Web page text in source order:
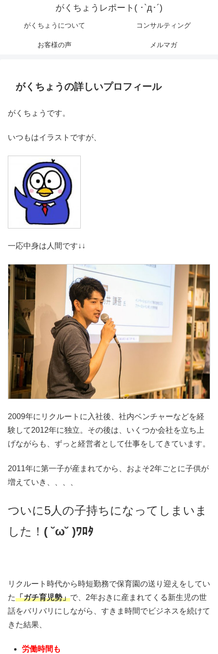
がくちょうレポート( ･`д･´)
がくちょうについて コンサルティング
お客様の声 メルマガ
がくちょうの詳しいプロフィール
がくちょうです。
いつもはイラストですが、
一応中身は人間です↓↓
2009年にリクルートに入社後、社内ベンチャーなどを経
験して2012年に独立。その後は、いくつか会社を立ち上
げながらも、ずっと経営者として仕事をしてきています。
2011年に第一子が産まれてから、およそ2年ごとに子供が
増えていき、、、、
ついに5人の子持ちになってしまいま
した！ ( ˘ω˘ )ﾜﾛﾀ
リクルート時代から時短勤務で保育園の送り迎えをしてい
た「ガチ育児勢」で、2年おきに産まれてくる新生児の世
話をバリバリにしながら、すきま時間でビジネスを続けて
きた結果、
労働時間も